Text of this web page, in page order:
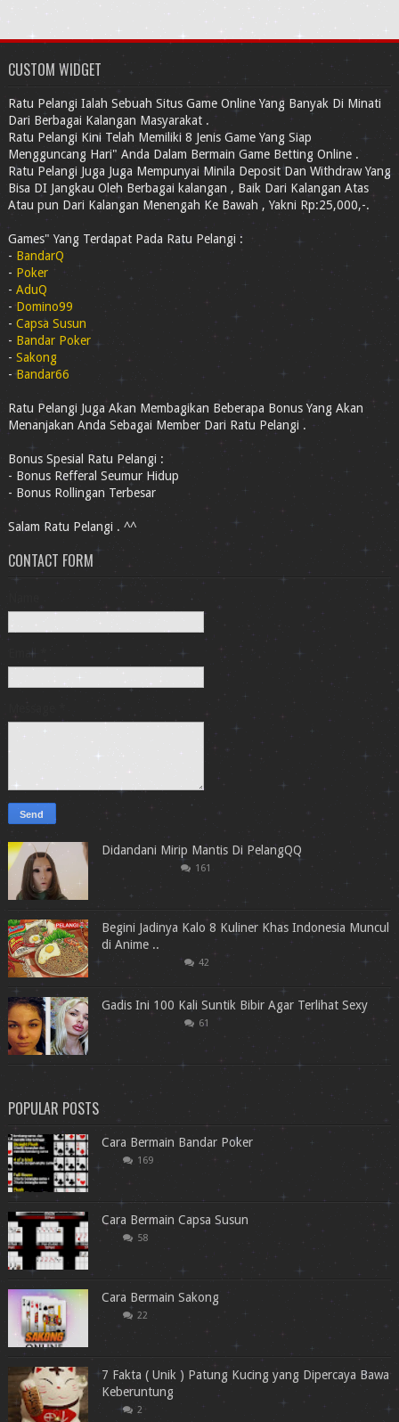
CUSTOM WIDGET
Ratu Pelangi Ialah Sebuah Situs Game Online Yang Banyak Di Minati
Dari Berbagai Kalangan Masyarakat .
Ratu Pelangi Kini Telah Memiliki 8 Jenis Game Yang Siap
Mengguncang Hari" Anda Dalam Bermain Game Betting Online .
Ratu Pelangi Juga Juga Mempunyai Minila Deposit Dan Withdraw Yang
Bisa DI Jangkau Oleh Berbagai kalangan , Baik Dari Kalangan Atas
Atau pun Dari Kalangan Menengah Ke Bawah , Yakni Rp:25,000,-.
Games" Yang Terdapat Pada Ratu Pelangi :
- BandarQ
- Poker
- AduQ
-Domino99
- Capsa Susun
- Bandar Poker
- Sakong
-Bandar66
Ratu Pelangi Juga Akan Membagikan Beberapa Bonus Yang Akan
Menanjakan Anda Sebagai Member Dari Ratu Pelangi .
Bonus Spesial Ratu Pelangi :
- Bonus Refferal Seumur Hidup
- Bonus Rollingan Terbesar
Salam Ratu Pelangi . ^^
CONTACT FORM
Email
Message
Didandani Mirip Mantis Di PelangQQ
161
Begini Jadinya Kalo 8 Kuliner Khas Indonesia Muncul
di Anime ..
42
Gadis Ini 100 Kali Suntik Bibir Agar Terlihat Sexy
61
POPULAR POSTS
Cara Bermain Bandar Poker
169
Cara Bermain Capsa Susun
58
Cara Bermain Sakong
22
7 Fakta ( Unik ) Patung Kucing yang Dipercaya Bawa
Keberuntung
2